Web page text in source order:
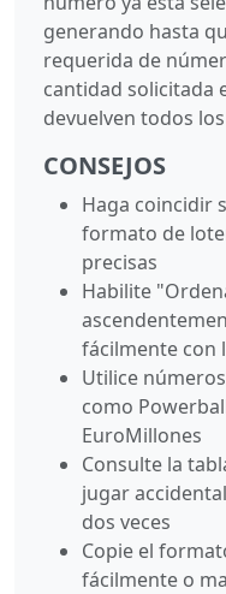
generando hasta
requerida de
cantidad solicitada
devuelven todos
CONSEJOS
Haga coincidir
formato de
precisas
Habilite
fácilmente con
Utilice
como
EuroMillones
Consulte la
jugar
dos veces
Copie el
fácilmente o